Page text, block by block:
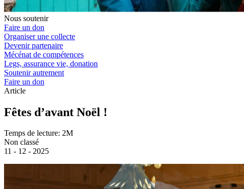
Nous soutenir
Faire un don
Organiser une collecte
Devenir partenaire
Mécénat de compétences
Legs, assurance vie, donation
Soutenir autrement
Faire un don
Article
Fêtes d’avant Noël !
Temps de lecture: 2M
Non classé
11 - 12 - 2025